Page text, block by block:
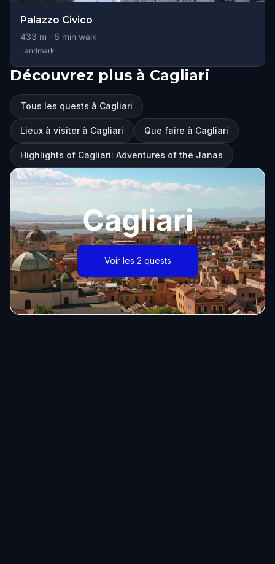
Palazzo Civico
433 m · 6 min walk
Landmark
Découvrez plus à Cagliari
Tous les quests à Cagliari
Lieux à visiter à Cagliari Que faire à Cagliari
Highlights of Cagliari: Adventures of the Janas
Cagliari
Voir les 2 quests